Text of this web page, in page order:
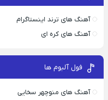
آهنگ های ترند اینستاگرام
آهنگ های کره ای
فول آلبوم ها
آهنگ های منوچهر سخایی